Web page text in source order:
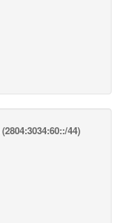
(2804:3034:60::/44)